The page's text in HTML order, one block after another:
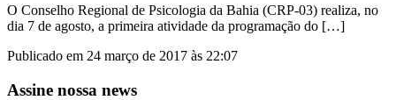
O Conselho Regional de Psicologia da Bahia (CRP-03) realiza, no
dia 7 de agosto, a primeira atividade da programação do […]
Publicado em 24 março de 2017 às 22:07
Assine nossa news